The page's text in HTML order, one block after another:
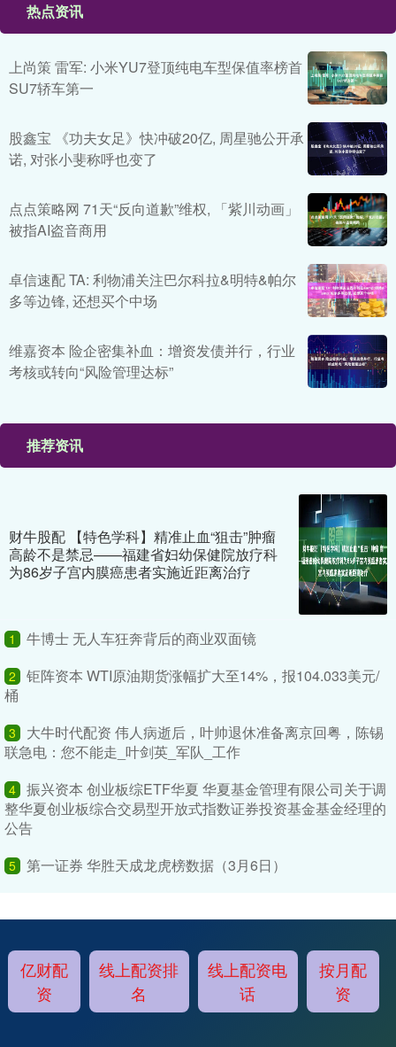
热点资讯
上尚策 雷军: 小米YU7登顶纯电车型保值率榜首
SU7轿车第一
股鑫宝 《功夫女足》快冲破20亿, 周星驰公开承
诺, 对张小斐称呼也变了
点点策略网 71天“反向道歉”维权, 「紫川动画」
被指AI盗音商用
卓信速配 TA: 利物浦关注巴尔科拉&明特&帕尔
多等边锋, 还想买个中场
维嘉资本 险企密集补血：增资发债并行，行业
考核或转向“风险管理达标”
推荐资讯
财牛股配 【特色学科】精准止血“狙击”肿瘤
高龄不是禁忌——福建省妇幼保健院放疗科
为86岁子宫内膜癌患者实施近距离治疗
1 牛博士 无人车狂奔背后的商业双面镜
2
钜阵资本 WTI原油期货涨幅扩大至14%，报104.033美元/
桶
3
大牛时代配资 伟人病逝后，叶帅退休准备离京回粤，陈锡
联急电：您不能走_叶剑英_军队_工作
4 振兴资本 创业板综ETF华夏 华夏基金管理有限公司关于调
整华夏创业板综合交易型开放式指数证券投资基金基金经理的
公告
5 第一证券 华胜天成龙虎榜数据（3月6日）
亿财配
资
线上配资排
名
线上配资电
话
按月配
资